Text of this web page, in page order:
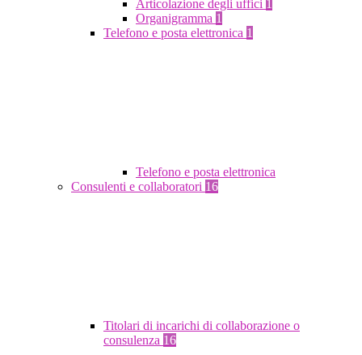
Articolazione degli uffici 1
Organigramma 1
Telefono e posta elettronica 1
Telefono e posta elettronica
Consulenti e collaboratori 16
Titolari di incarichi di collaborazione o
consulenza 16